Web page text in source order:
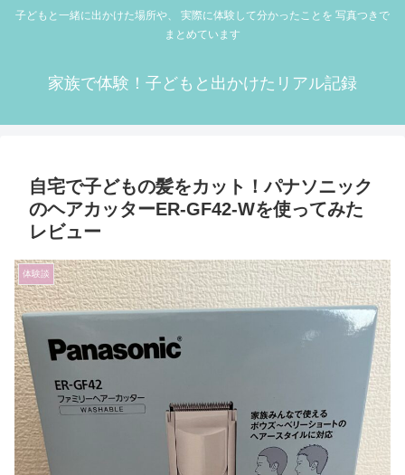
子どもと一緒に出かけた場所や、 実際に体験して分かったことを 写真つきで
まとめています
家族で体験！子どもと出かけたリアル記録
自宅で子どもの髪をカット！パナソニック
のヘアカッターER-GF42-Wを使ってみた
レビュー
体験談